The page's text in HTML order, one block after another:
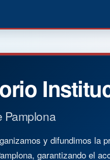
Pamplona
y difundimos la
garantizando el